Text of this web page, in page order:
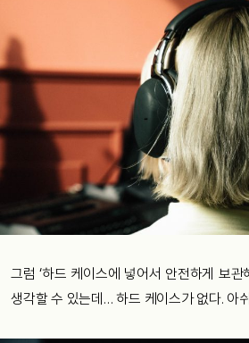
그럼 ‘하드 케이스에 넣어서 안전하게 보관
생각할 수 있는데… 하드 케이스가 없다. 아